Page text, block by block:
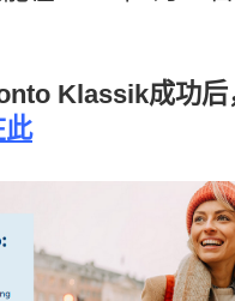
Klassik成功后
此